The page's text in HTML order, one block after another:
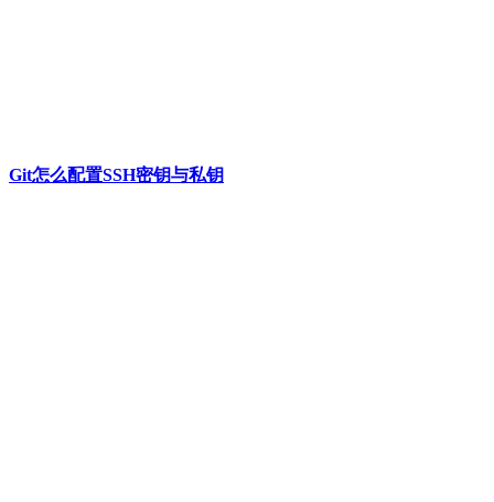
Git怎么配置SSH密钥与私钥